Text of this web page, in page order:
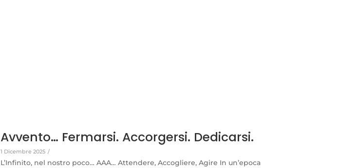
Avvento… Fermarsi. Accorgersi. Dedicarsi.
1 Dicembre 2025 /
L’Infinito, nel nostro poco… AAA… Attendere, Accogliere, Agire In un’epoca